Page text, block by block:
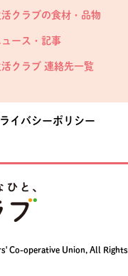
クラブの食材・品物
ュース・記事
クラブ 連絡先一覧
イバシーポリシー
Co-operative Union, All Rights